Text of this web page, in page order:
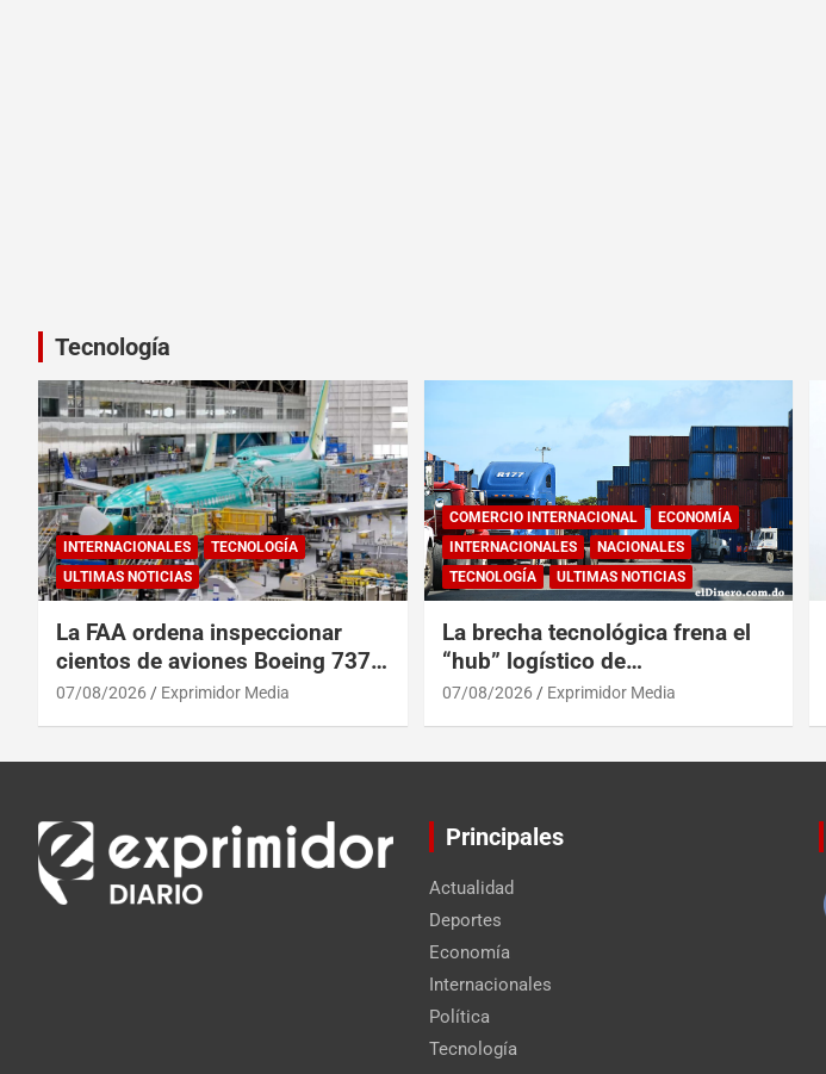
Tecnología
INTERNACIONALES
TECNOLOGÍA
ULTIMAS NOTICIAS
La FAA ordena inspeccionar
cientos de aviones Boeing 737
Max por posibles grietas
07/08/2026 Exprimidor Media
COMERCIO INTERNACIONAL
ECONOMÍA
INTERNACIONALES
NACIONALES
TECNOLOGÍA
ULTIMAS NOTICIAS
La brecha tecnológica frena el
“hub” logístico de
Centroamérica y RD
07/08/2026 Exprimidor Media
Principales
Actualidad
Deportes
Economía
Internacionales
Política
Tecnología